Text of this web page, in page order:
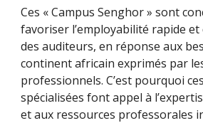
Ces « Campus Senghor » sont
favoriser l’employabilité rapide
des auditeurs, en réponse aux
continent africain exprimés par
professionnels. C’est pourquoi
spécialisées font appel à
et aux ressources professorales